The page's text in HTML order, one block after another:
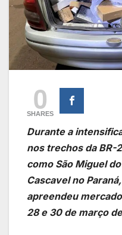
0
SHARES
Durante a
nos trechos da BR-
como São Miguel
Cascavel no
apreendeu
28 e 30 de março